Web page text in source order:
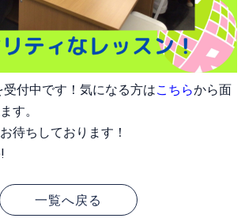
付中です！気になる方はこちらから面
す。
待ちしております！
一覧へ戻る